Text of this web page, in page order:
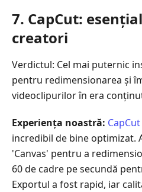
7. CapCut:
creatori
Verdictul: Cel mai puternic
pentru redimensionarea și
videoclipurilor în era
Experiența noastră: CapCut
incredibil de bine optimizat.
'Canvas' pentru a
60 de cadre pe secundă
Exportul a fost rapid, iar